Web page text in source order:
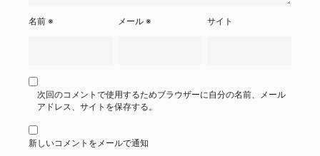
名前 ※ メール※ サイト
次回のコメントで使用するためブラウザーに自分の名前、メール
アドレス、サイトを保存する。
新しいコメントをメールで通知